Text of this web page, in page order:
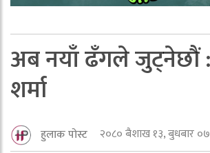
अब नयाँ ढँगले जुट्नेछाैं :
शर्मा
हुलाक पोस्ट २०८० बैशाख १३, बुधबार